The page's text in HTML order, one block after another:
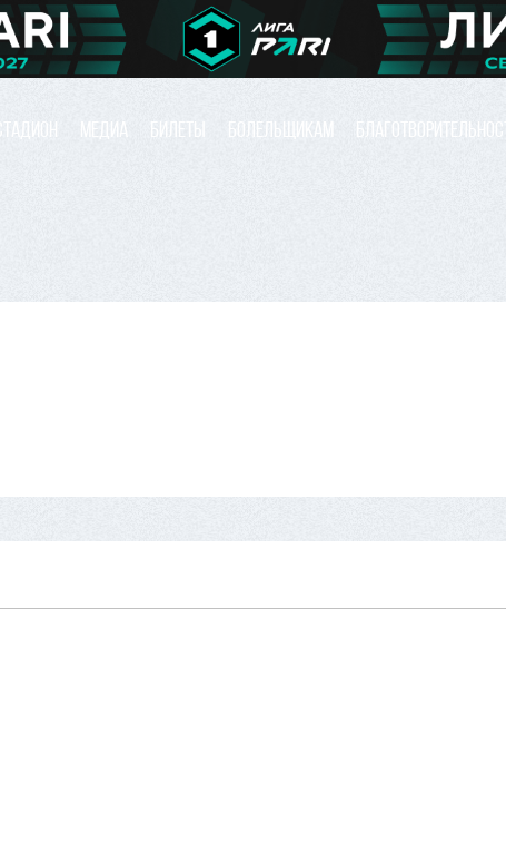
СТАДИОН МЕДИА БИЛЕТЫ БОЛЕЛЬЩИКАМ